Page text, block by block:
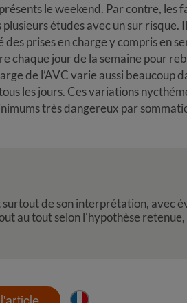
le weekend. Par contre, les
études avec un sur risque.
prises en charge y compris en
chaque jour de la semaine pour
de l’AVC varie aussi beaucoup
les jours. Ces variations
très dangereux par
de son interprétation, avec
au tout selon l'hypothèse retenue,